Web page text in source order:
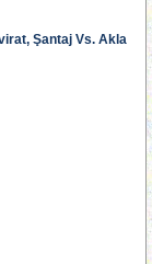
Şantaj Vs. Akla